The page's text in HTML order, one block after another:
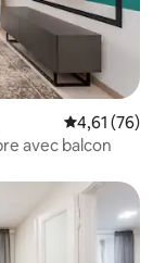
Évaluation
4,61 (76)
avec balcon